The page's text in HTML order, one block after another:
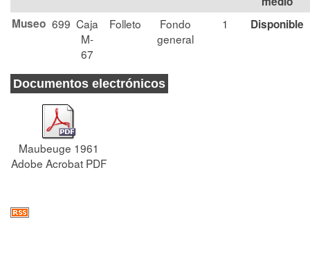
Museo 699 Caja
M-
67
Folleto
Fondo
general
1 Disponible
Documentos electrónicos
Maubeuge 1961
Adobe Acrobat PDF